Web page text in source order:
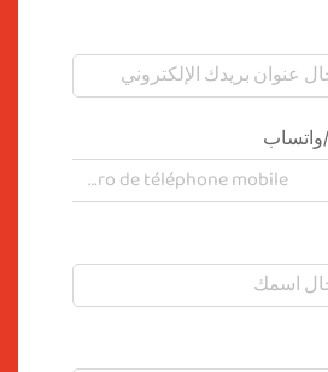
واتساب